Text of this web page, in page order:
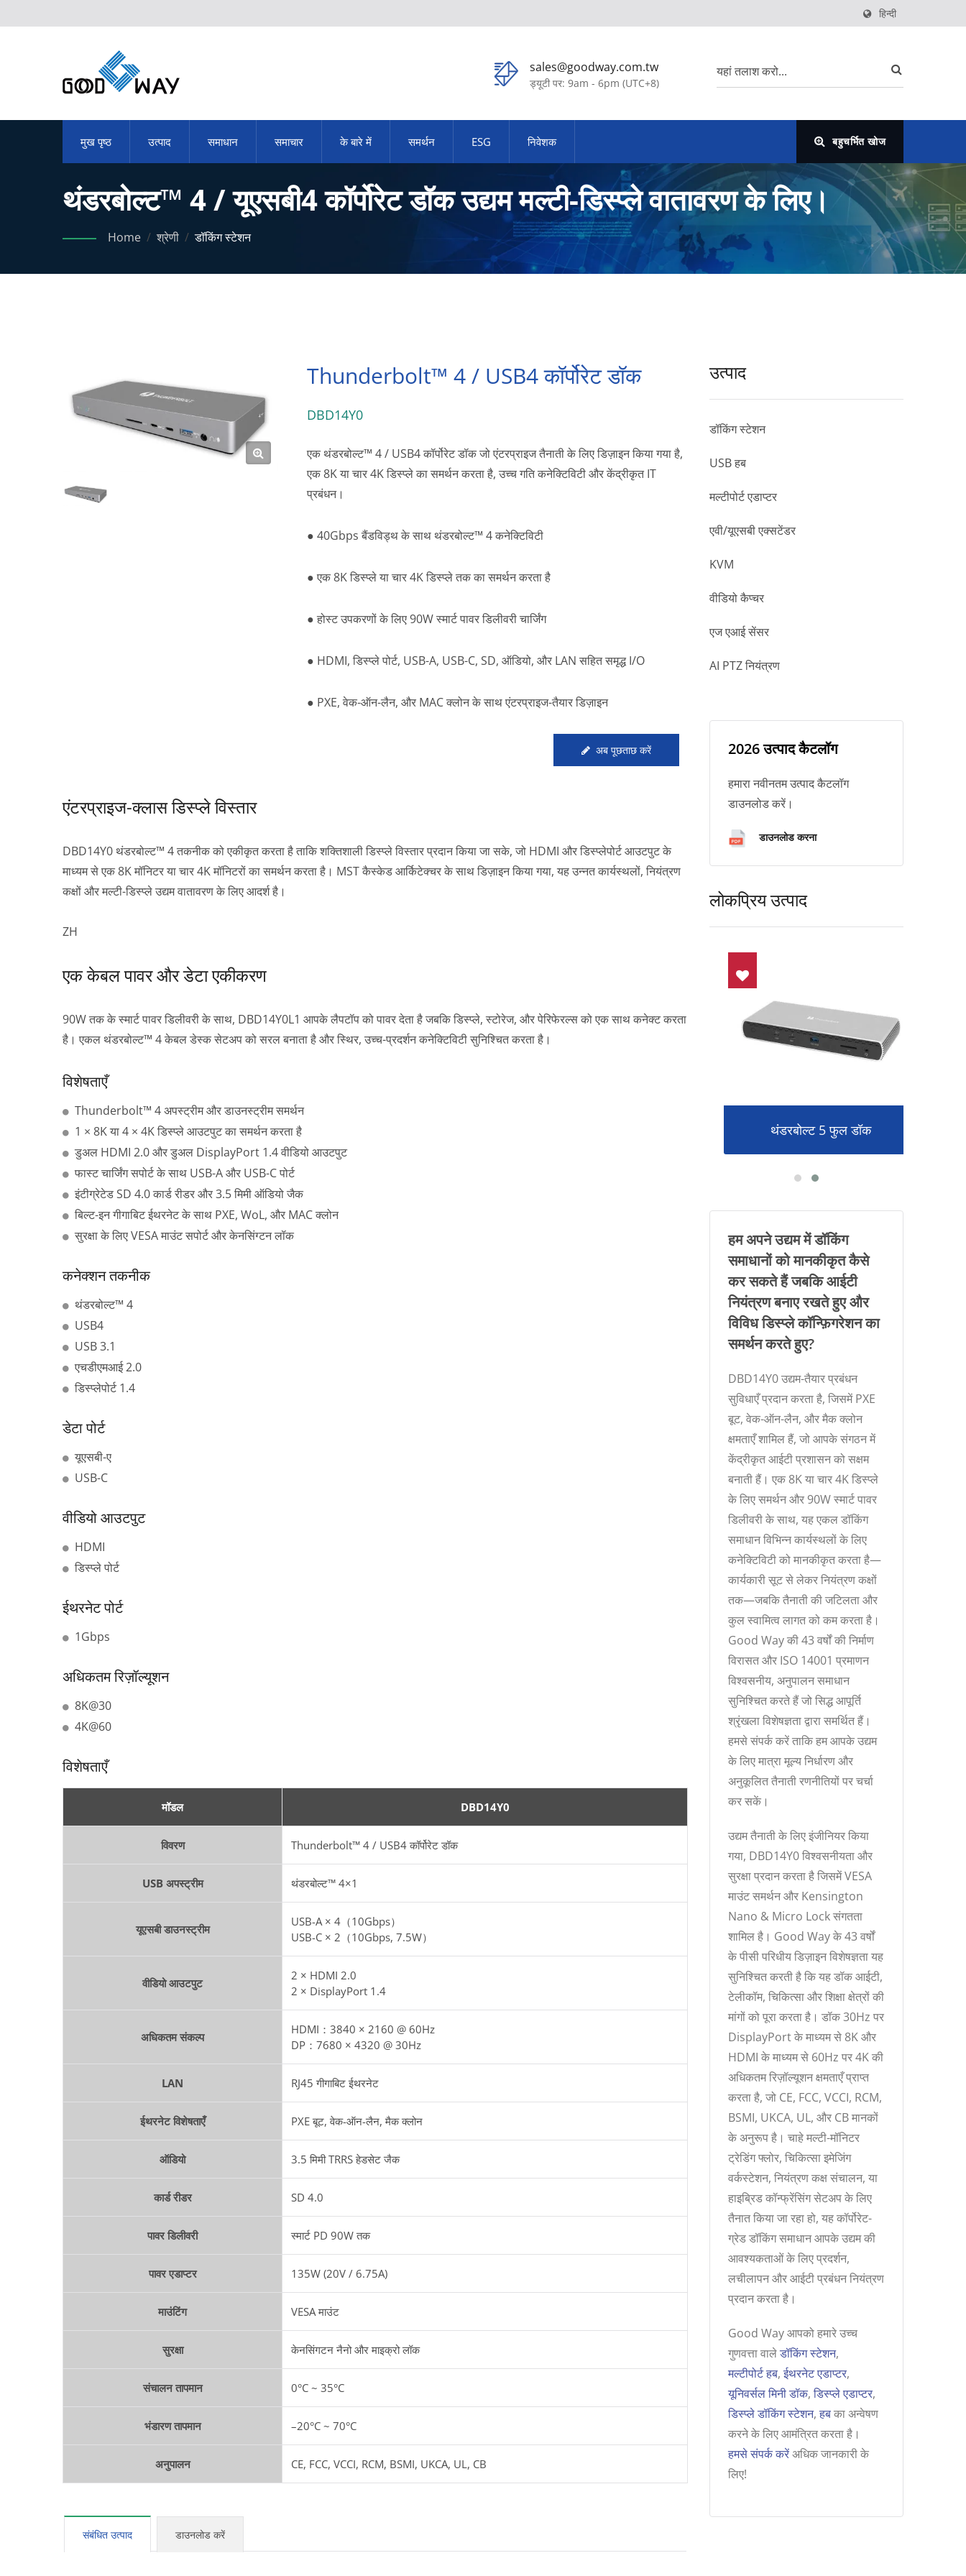
हिन्दी
sales@goodway.com.tw
ड्यूटी पर: 9am - 6pm (UTC+8)
मुख पृष्ठ उत्पाद समाधान समाचार के बारे में समर्थन ESG निवेशक बहुचर्भित खोज
थंडरबोल्ट™ 4 / यूएसबी4 कॉर्पोरेट डॉक उद्यम मल्टी-डिस्प्ले वातावरण के लिए।
Home / श्रेणी / डॉकिंग स्टेशन
Thunderbolt™ 4 / USB4 कॉर्पोरेट डॉक
DBD14Y0
एक थंडरबोल्ट™ 4 / USB4 कॉर्पोरेट डॉक जो एंटरप्राइज तैनाती के लिए डिज़ाइन किया गया है,
एक 8K या चार 4K डिस्प्ले का समर्थन करता है, उच्च गति कनेक्टिविटी और केंद्रीकृत IT
प्रबंधन।
● 40Gbps बैंडविड्थ के साथ थंडरबोल्ट™ 4 कनेक्टिविटी
● एक 8K डिस्प्ले या चार 4K डिस्प्ले तक का समर्थन करता है
● होस्ट उपकरणों के लिए 90W स्मार्ट पावर डिलीवरी चार्जिंग
● HDMI, डिस्प्ले पोर्ट, USB-A, USB-C, SD, ऑडियो, और LAN सहित समृद्ध I/O
● PXE, वेक-ऑन-लैन, और MAC क्लोन के साथ एंटरप्राइज-तैयार डिज़ाइन
अब पूछताछ करें
एंटरप्राइज-क्लास डिस्प्ले विस्तार
DBD14Y0 थंडरबोल्ट™ 4 तकनीक को एकीकृत करता है ताकि शक्तिशाली डिस्प्ले विस्तार प्रदान किया जा सके, जो HDMI और डिस्प्लेपोर्ट आउटपुट के
माध्यम से एक 8K मॉनिटर या चार 4K मॉनिटरों का समर्थन करता है। MST कैस्केड आर्किटेक्चर के साथ डिज़ाइन किया गया, यह उन्नत कार्यस्थलों, नियंत्रण
कक्षों और मल्टी-डिस्प्ले उद्यम वातावरण के लिए आदर्श है।
ZH
एक केबल पावर और डेटा एकीकरण
90W तक के स्मार्ट पावर डिलीवरी के साथ, DBD14Y0L1 आपके लैपटॉप को पावर देता है जबकि डिस्प्ले, स्टोरेज, और पेरिफेरल्स को एक साथ कनेक्ट करता
है। एकल थंडरबोल्ट™ 4 केबल डेस्क सेटअप को सरल बनाता है और स्थिर, उच्च-प्रदर्शन कनेक्टिविटी सुनिश्चित करता है।
विशेषताएँ
Thunderbolt™ 4 अपस्ट्रीम और डाउनस्ट्रीम समर्थन
1 × 8K या 4 × 4K डिस्प्ले आउटपुट का समर्थन करता है
डुअल HDMI 2.0 और डुअल DisplayPort 1.4 वीडियो आउटपुट
फास्ट चार्जिंग सपोर्ट के साथ USB-A और USB-C पोर्ट
इंटीग्रेटेड SD 4.0 कार्ड रीडर और 3.5 मिमी ऑडियो जैक
बिल्ट-इन गीगाबिट ईथरनेट के साथ PXE, WoL, और MAC क्लोन
सुरक्षा के लिए VESA माउंट सपोर्ट और केनसिंग्टन लॉक
कनेक्शन तकनीक
थंडरबोल्ट™ 4
USB4
USB 3.1
एचडीएमआई 2.0
डिस्प्लेपोर्ट 1.4
डेटा पोर्ट
यूएसबी-ए
USB-C
वीडियो आउटपुट
HDMI
डिस्प्ले पोर्ट
ईथरनेट पोर्ट
1Gbps
अधिकतम रिज़ॉल्यूशन
8K@30
4K@60
विशेषताएँ
मॉडल DBD14Y0
विवरण Thunderbolt™ 4 / USB4 कॉर्पोरेट डॉक
USB अपस्ट्रीम थंडरबोल्ट™ 4×1
यूएसबी डाउनस्ट्रीम
USB-A × 4（10Gbps）
USB-C × 2（10Gbps, 7.5W）
वीडियो आउटपुट
2 × HDMI 2.0
2 × DisplayPort 1.4
अधिकतम संकल्प
HDMI：3840 × 2160 @ 60Hz
DP：7680 × 4320 @ 30Hz
LAN RJ45 गीगाबिट ईथरनेट
ईथरनेट विशेषताएँ PXE बूट, वेक-ऑन-लैन, मैक क्लोन
ऑडियो 3.5 मिमी TRRS हेडसेट जैक
कार्ड रीडर SD 4.0
पावर डिलीवरी स्मार्ट PD 90W तक
पावर एडाप्टर 135W (20V / 6.75A)
माउंटिंग VESA माउंट
सुरक्षा केनसिंगटन नैनो और माइक्रो लॉक
संचालन तापमान 0°C ~ 35°C
भंडारण तापमान –20°C ~ 70°C
अनुपालन CE, FCC, VCCI, RCM, BSMI, UKCA, UL, CB
संबंधित उत्पाद डाउनलोड करें
उत्पाद
डॉकिंग स्टेशन
USB हब
मल्टीपोर्ट एडाप्टर
एवी/यूएसबी एक्सटेंडर
KVM
वीडियो कैप्चर
एज एआई सेंसर
AI PTZ नियंत्रण
2026 उत्पाद कैटलॉग
हमारा नवीनतम उत्पाद कैटलॉग
डाउनलोड करें।
डाउनलोड करना
लोकप्रिय उत्पाद
वायरलेस डिस्प्ले P2P डोंगल थंडरबोल्ट 5 फुल डॉक
हम अपने उद्यम में डॉकिंग
समाधानों को मानकीकृत कैसे
कर सकते हैं जबकि आईटी
नियंत्रण बनाए रखते हुए और
विविध डिस्प्ले कॉन्फ़िगरेशन का
समर्थन करते हुए?
DBD14Y0 उद्यम-तैयार प्रबंधन
सुविधाएँ प्रदान करता है, जिसमें PXE
बूट, वेक-ऑन-लैन, और मैक क्लोन
क्षमताएँ शामिल हैं, जो आपके संगठन में
केंद्रीकृत आईटी प्रशासन को सक्षम
बनाती हैं। एक 8K या चार 4K डिस्प्ले
के लिए समर्थन और 90W स्मार्ट पावर
डिलीवरी के साथ, यह एकल डॉकिंग
समाधान विभिन्न कार्यस्थलों के लिए
कनेक्टिविटी को मानकीकृत करता है—
कार्यकारी सूट से लेकर नियंत्रण कक्षों
तक—जबकि तैनाती की जटिलता और
कुल स्वामित्व लागत को कम करता है।
Good Way की 43 वर्षों की निर्माण
विरासत और ISO 14001 प्रमाणन
विश्वसनीय, अनुपालन समाधान
सुनिश्चित करते हैं जो सिद्ध आपूर्ति
श्रृंखला विशेषज्ञता द्वारा समर्थित हैं।
हमसे संपर्क करें ताकि हम आपके उद्यम
के लिए मात्रा मूल्य निर्धारण और
अनुकूलित तैनाती रणनीतियों पर चर्चा
कर सकें।
उद्यम तैनाती के लिए इंजीनियर किया
गया, DBD14Y0 विश्वसनीयता और
सुरक्षा प्रदान करता है जिसमें VESA
माउंट समर्थन और Kensington
Nano & Micro Lock संगतता
शामिल है। Good Way के 43 वर्षों
के पीसी परिधीय डिज़ाइन विशेषज्ञता यह
सुनिश्चित करती है कि यह डॉक आईटी,
टेलीकॉम, चिकित्सा और शिक्षा क्षेत्रों की
मांगों को पूरा करता है। डॉक 30Hz पर
DisplayPort के माध्यम से 8K और
HDMI के माध्यम से 60Hz पर 4K की
अधिकतम रिज़ॉल्यूशन क्षमताएँ प्राप्त
करता है, जो CE, FCC, VCCI, RCM,
BSMI, UKCA, UL, और CB मानकों
के अनुरूप है। चाहे मल्टी-मॉनिटर
ट्रेडिंग फ्लोर, चिकित्सा इमेजिंग
वर्कस्टेशन, नियंत्रण कक्ष संचालन, या
हाइब्रिड कॉन्फ्रेंसिंग सेटअप के लिए
तैनात किया जा रहा हो, यह कॉर्पोरेट-
ग्रेड डॉकिंग समाधान आपके उद्यम की
आवश्यकताओं के लिए प्रदर्शन,
लचीलापन और आईटी प्रबंधन नियंत्रण
प्रदान करता है।
Good Way आपको हमारे उच्च
गुणवत्ता वालेडॉकिंग स्टेशन,
मल्टीपोर्ट हब,ईथरनेट एडाप्टर,
यूनिवर्सल मिनी डॉक,डिस्प्ले एडाप्टर,
डिस्प्ले डॉकिंग स्टेशन,हबका अन्वेषण
करने के लिए आमंत्रित करता है।
हमसे संपर्क करेंअधिक जानकारी के
लिए!